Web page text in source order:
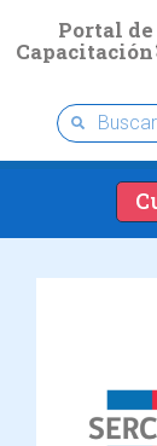
Portal de
Capacitación